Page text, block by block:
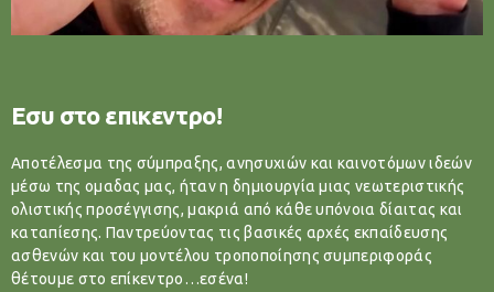
Εσυ στο επικεντρο!
Αποτέλεσμα της σύμπραξης, ανησυχιών και καινοτόμων ιδεών
μέσω της ομαδας μας, ήταν η δημιουργία μιας νεωτεριστικής
ολιστικής προσέγγισης, μακριά από κάθε υπόνοια δίαιτας και
καταπίεσης. Παντρεύοντας τις βασικές αρχές εκπαίδευσης
ασθενών και του μοντέλου τροποποίησης συμπεριφοράς
θέτουμε στο επίκεντρο…εσένα!